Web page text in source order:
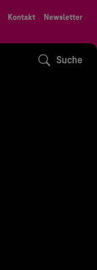
Kontakt Newsletter
Suche